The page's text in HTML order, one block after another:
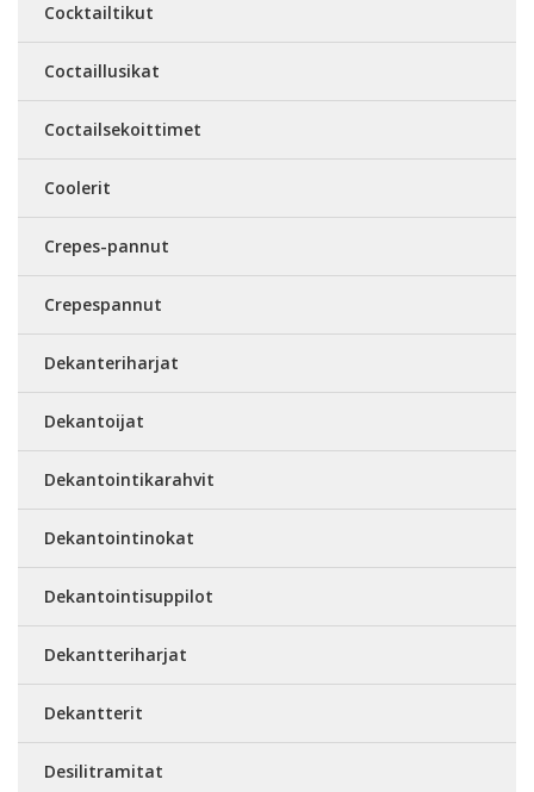
Cocktailtikut
Coctaillusikat
Coctailsekoittimet
Coolerit
Crepes-pannut
Crepespannut
Dekanteriharjat
Dekantoijat
Dekantointikarahvit
Dekantointinokat
Dekantointisuppilot
Dekantteriharjat
Dekantterit
Desilitramitat